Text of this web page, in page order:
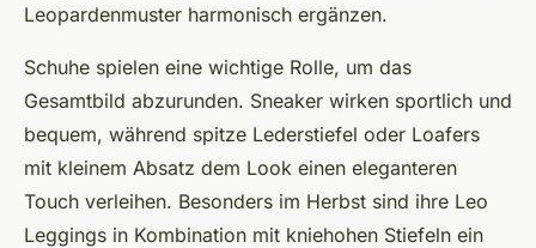
Leopardenmuster harmonisch ergänzen.
Schuhe spielen eine wichtige Rolle, um das
Gesamtbild abzurunden. Sneaker wirken sportlich und
bequem, während spitze Lederstiefel oder Loafers
mit kleinem Absatz dem Look einen eleganteren
Touch verleihen. Besonders im Herbst sind ihre Leo
Leggings in Kombination mit kniehohen Stiefeln ein